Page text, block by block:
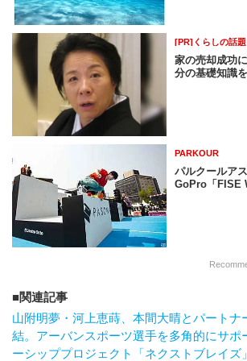
[PR]くらしの話題
家の売却成功
分の基礎知識
PARKOUR
パルクールア
GoPro「FISE
関連記事
山附明夢・河上恵蒔、本間大晴とパートナ
結。アーバンスポーツ選手を多角的にサポ
ーシッププロジェクト「ネクストブレイズ